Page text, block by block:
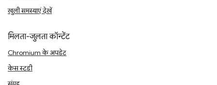
खुली समस्याएं देखें
मिलता-जुलता कॉन्टेंट
Chromium के अपडेट
केस स्टडी